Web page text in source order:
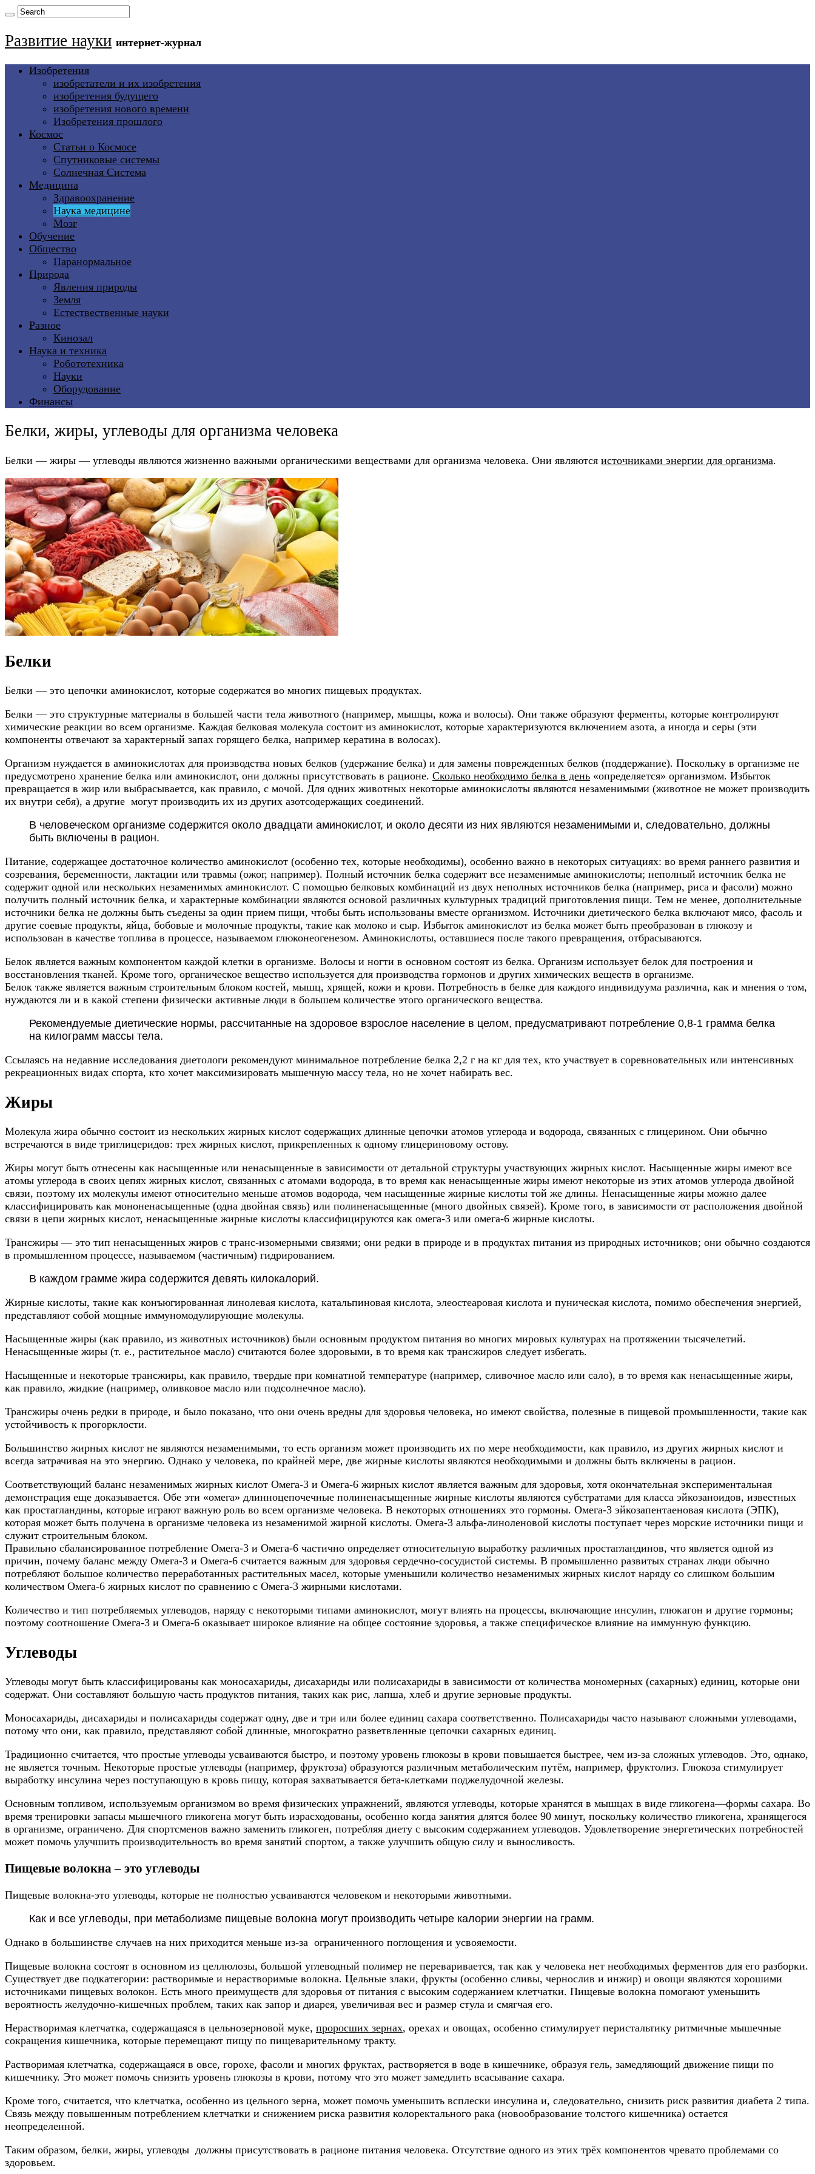
Развитие науки интернет-журнал
Изобретения
изобретатели и их изобретения
изобретения будущего
изобретения нового времени
Изобретения прошлого
Космос
Статьи о Космосе
Спутниковые системы
Солнечная Система
Медицина
Здравоохранение
Наука медицине
Мозг
Обучение
Общество
Паранормальное
Природа
Явления природы
Земля
Естествественные науки
Разное
Кинозал
Наука и техника
Робототехника
Науки
Оборудование
Финансы
Белки, жиры, углеводы для организма человека
Белки — жиры — углеводы являются жизненно важными органическими веществами для организма человека. Они являются источниками энергии для организма.
Белки
Белки — это цепочки аминокислот, которые содержатся во многих пищевых продуктах.
Белки — это структурные материалы в большей части тела животного (например, мышцы, кожа и волосы). Они также образуют ферменты, которые контролируют
химические реакции во всем организме. Каждая белковая молекула состоит из аминокислот, которые характеризуются включением азота, а иногда и серы (эти
компоненты отвечают за характерный запах горящего белка, например кератина в волосах).
Организм нуждается в аминокислотах для производства новых белков (удержание белка) и для замены поврежденных белков (поддержание). Поскольку в организме не
предусмотрено хранение белка или аминокислот, они должны присутствовать в рационе. Сколько необходимо белка в день «определяется» организмом. Избыток
превращается в жир или выбрасывается, как правило, с мочой. Для одних животных некоторые аминокислоты являются незаменимыми (животное не может производить
их внутри себя), а другие могут производить их из других азотсодержащих соединений.
В человеческом организме содержится около двадцати аминокислот, и около десяти из них являются незаменимыми и, следовательно, должны
быть включены в рацион.
Питание, содержащее достаточное количество аминокислот (особенно тех, которые необходимы), особенно важно в некоторых ситуациях: во время раннего развития и
созревания, беременности, лактации или травмы (ожог, например). Полный источник белка содержит все незаменимые аминокислоты; неполный источник белка не
содержит одной или нескольких незаменимых аминокислот. С помощью белковых комбинаций из двух неполных источников белка (например, риса и фасоли) можно
получить полный источник белка, и характерные комбинации являются основой различных культурных традиций приготовления пищи. Тем не менее, дополнительные
источники белка не должны быть съедены за один прием пищи, чтобы быть использованы вместе организмом. Источники диетического белка включают мясо, фасоль и
другие соевые продукты, яйца, бобовые и молочные продукты, такие как молоко и сыр. Избыток аминокислот из белка может быть преобразован в глюкозу и
использован в качестве топлива в процессе, называемом глюконеогенезом. Аминокислоты, оставшиеся после такого превращения, отбрасываются.
Белок является важным компонентом каждой клетки в организме. Волосы и ногти в основном состоят из белка. Организм использует белок для построения и
восстановления тканей. Кроме того, органическое вещество используется для производства гормонов и других химических веществ в организме.
Белок также является важным строительным блоком костей, мышц, хрящей, кожи и крови. Потребность в белке для каждого индивидуума различна, как и мнения о том,
нуждаются ли и в какой степени физически активные люди в большем количестве этого органического вещества.
Рекомендуемые диетические нормы, рассчитанные на здоровое взрослое население в целом, предусматривают потребление 0,8-1 грамма белка
на килограмм массы тела.
Ссылаясь на недавние исследования диетологи рекомендуют минимальное потребление белка 2,2 г на кг для тех, кто участвует в соревновательных или интенсивных
рекреационных видах спорта, кто хочет максимизировать мышечную массу тела, но не хочет набирать вес.
Жиры
Молекула жира обычно состоит из нескольких жирных кислот содержащих длинные цепочки атомов углерода и водорода, связанных с глицерином. Они обычно
встречаются в виде триглицеридов: трех жирных кислот, прикрепленных к одному глицериновому остову.
Жиры могут быть отнесены как насыщенные или ненасыщенные в зависимости от детальной структуры участвующих жирных кислот. Насыщенные жиры имеют все
атомы углерода в своих цепях жирных кислот, связанных с атомами водорода, в то время как ненасыщенные жиры имеют некоторые из этих атомов углерода двойной
связи, поэтому их молекулы имеют относительно меньше атомов водорода, чем насыщенные жирные кислоты той же длины. Ненасыщенные жиры можно далее
классифицировать как мононенасыщенные (одна двойная связь) или полиненасыщенные (много двойных связей). Кроме того, в зависимости от расположения двойной
связи в цепи жирных кислот, ненасыщенные жирные кислоты классифицируются как омега-3 или омега-6 жирные кислоты.
Трансжиры — это тип ненасыщенных жиров с транс-изомерными связями; они редки в природе и в продуктах питания из природных источников; они обычно создаются
в промышленном процессе, называемом (частичным) гидрированием.
В каждом грамме жира содержится девять килокалорий.
Жирные кислоты, такие как конъюгированная линолевая кислота, катальпиновая кислота, элеостеаровая кислота и пуническая кислота, помимо обеспечения энергией,
представляют собой мощные иммуномодулирующие молекулы.
Насыщенные жиры (как правило, из животных источников) были основным продуктом питания во многих мировых культурах на протяжении тысячелетий.
Ненасыщенные жиры (т. е., растительное масло) считаются более здоровыми, в то время как трансжиров следует избегать.
Насыщенные и некоторые трансжиры, как правило, твердые при комнатной температуре (например, сливочное масло или сало), в то время как ненасыщенные жиры,
как правило, жидкие (например, оливковое масло или подсолнечное масло).
Трансжиры очень редки в природе, и было показано, что они очень вредны для здоровья человека, но имеют свойства, полезные в пищевой промышленности, такие как
устойчивость к прогорклости.
Большинство жирных кислот не являются незаменимыми, то есть организм может производить их по мере необходимости, как правило, из других жирных кислот и
всегда затрачивая на это энергию. Однако у человека, по крайней мере, две жирные кислоты являются необходимыми и должны быть включены в рацион.
Соответствующий баланс незаменимых жирных кислот Омега-3 и Омега-6 жирных кислот является важным для здоровья, хотя окончательная экспериментальная
демонстрация еще доказывается. Обе эти «омега» длинноцепочечные полиненасыщенные жирные кислоты являются субстратами для класса эйкозаноидов, известных
как простагландины, которые играют важную роль во всем организме человека. В некоторых отношениях это гормоны. Омега-3 эйкозапентаеновая кислота (ЭПК),
которая может быть получена в организме человека из незаменимой жирной кислоты. Омега-3 альфа-линоленовой кислоты поступает через морские источники пищи и
служит строительным блоком.
Правильно сбалансированное потребление Омега-3 и Омега-6 частично определяет относительную выработку различных простагландинов, что является одной из
причин, почему баланс между Омега-3 и Омега-6 считается важным для здоровья сердечно-сосудистой системы. В промышленно развитых странах люди обычно
потребляют большое количество переработанных растительных масел, которые уменьшили количество незаменимых жирных кислот наряду со слишком большим
количеством Омега-6 жирных кислот по сравнению с Омега-3 жирными кислотами.
Количество и тип потребляемых углеводов, наряду с некоторыми типами аминокислот, могут влиять на процессы, включающие инсулин, глюкагон и другие гормоны;
поэтому соотношение Омега-3 и Омега-6 оказывает широкое влияние на общее состояние здоровья, а также специфическое влияние на иммунную функцию.
Углеводы
Углеводы могут быть классифицированы как моносахариды, дисахариды или полисахариды в зависимости от количества мономерных (сахарных) единиц, которые они
содержат. Они составляют большую часть продуктов питания, таких как рис, лапша, хлеб и другие зерновые продукты.
Моносахариды, дисахариды и полисахариды содержат одну, две и три или более единиц сахара соответственно. Полисахариды часто называют сложными углеводами,
потому что они, как правило, представляют собой длинные, многократно разветвленные цепочки сахарных единиц.
Традиционно считается, что простые углеводы усваиваются быстро, и поэтому уровень глюкозы в крови повышается быстрее, чем из-за сложных углеводов. Это, однако,
не является точным. Некоторые простые углеводы (например, фруктоза) образуются различным метаболическим путём, например, фруктолиз. Глюкоза стимулирует
выработку инсулина через поступающую в кровь пищу, которая захватывается бета-клетками поджелудочной железы.
Основным топливом, используемым организмом во время физических упражнений, являются углеводы, которые хранятся в мышцах в виде гликогена—формы сахара. Во
время тренировки запасы мышечного гликогена могут быть израсходованы, особенно когда занятия длятся более 90 минут, поскольку количество гликогена, хранящегося
в организме, ограничено. Для спортсменов важно заменить гликоген, потребляя диету с высоким содержанием углеводов. Удовлетворение энергетических потребностей
может помочь улучшить производительность во время занятий спортом, а также улучшить общую силу и выносливость.
Пищевые волокна – это углеводы
Пищевые волокна-это углеводы, которые не полностью усваиваются человеком и некоторыми животными.
Как и все углеводы, при метаболизме пищевые волокна могут производить четыре калории энергии на грамм.
Однако в большинстве случаев на них приходится меньше из-за ограниченного поглощения и усвояемости.
Пищевые волокна состоят в основном из целлюлозы, большой углеводный полимер не переваривается, так как у человека нет необходимых ферментов для его разборки.
Существует две подкатегории: растворимые и нерастворимые волокна. Цельные злаки, фрукты (особенно сливы, чернослив и инжир) и овощи являются хорошими
источниками пищевых волокон. Есть много преимуществ для здоровья от питания с высоким содержанием клетчатки. Пищевые волокна помогают уменьшить
вероятность желудочно-кишечных проблем, таких как запор и диарея, увеличивая вес и размер стула и смягчая его.
Нерастворимая клетчатка, содержащаяся в цельнозерновой муке, проросших зернах, орехах и овощах, особенно стимулирует перистальтику ритмичные мышечные
сокращения кишечника, которые перемещают пищу по пищеварительному тракту.
Растворимая клетчатка, содержащаяся в овсе, горохе, фасоли и многих фруктах, растворяется в воде в кишечнике, образуя гель, замедляющий движение пищи по
кишечнику. Это может помочь снизить уровень глюкозы в крови, потому что это может замедлить всасывание сахара.
Кроме того, считается, что клетчатка, особенно из цельного зерна, может помочь уменьшить всплески инсулина и, следовательно, снизить риск развития диабета 2 типа.
Связь между повышенным потреблением клетчатки и снижением риска развития колоректального рака (новообразование толстого кишечника) остается
неопределенной.
Таким образом, белки, жиры, углеводы должны присутствовать в рационе питания человека. Отсутствие одного из этих трёх компонентов чревато проблемами со
здоровьем.